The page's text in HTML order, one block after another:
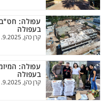
עפולה: חט"ב
בעפולה
קרן כהן, 1.9.2025
עפולה:
בעפולה
קרן כהן, 1.9.2025